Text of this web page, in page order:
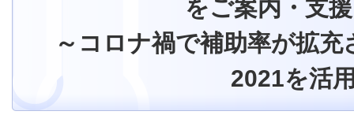
をご案内・支
～コロナ禍で補助率が拡
2021を活